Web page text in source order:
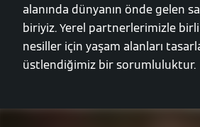
alanında dünyanın önde gelen
biriyiz. Yerel partnerlerimizle
nesiller için yaşam alanları
üstlendiğimiz bir sorumluluktur.